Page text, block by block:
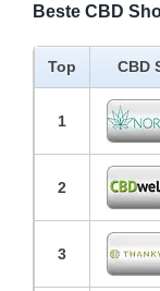
Beste CBD
Top CBD
1
2
3